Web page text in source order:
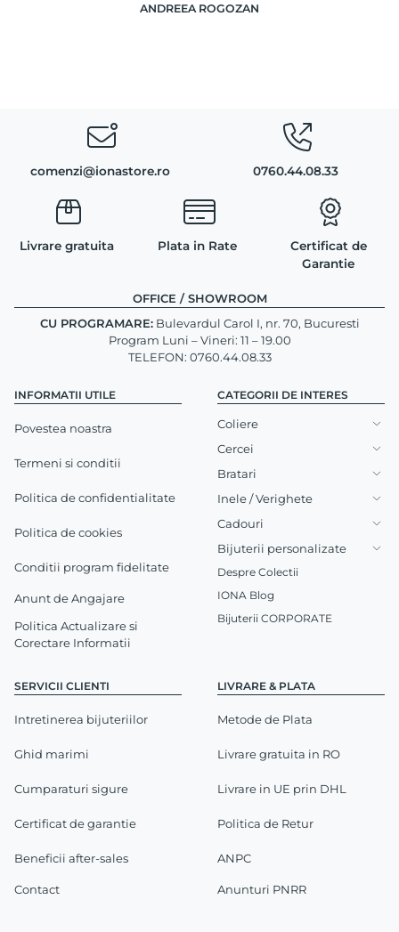
ANDREEA ROGOZAN
comenzi@ionastore.ro 0760.44.08.33
Livrare gratuita Plata in Rate
Certificat de
Garantie
INFORMATII UTILE
Povestea noastra
Termeni si conditii
Politica de confidentialitate
Politica de cookies
Conditii program fidelitate
Anunt de Angajare
Politica Actualizare si
Corectare Informatii
SERVICII CLIENTI
Intretinerea bijuteriilor
Ghid marimi
Cumparaturi sigure
Certificat de garantie
Beneficii after-sales
Contact
LIVRARE & PLATA
Metode de Plata
Livrare gratuita in RO
Livrare in UE prin DHL
Politica de Retur
ANPC
Anunturi PNRR
OFFICE / SHOWROOM
CU PROGRAMARE:Bulevardul Carol I, nr. 70, Bucuresti
Program Luni – Vineri: 11 – 19.00
TELEFON: 0760.44.08.33
CATEGORII DE INTERES
Coliere
Cercei
Bratari
Inele / Verighete
Cadouri
Bijuterii personalizate
Despre Colectii
IONA Blog
Bijuterii CORPORATE